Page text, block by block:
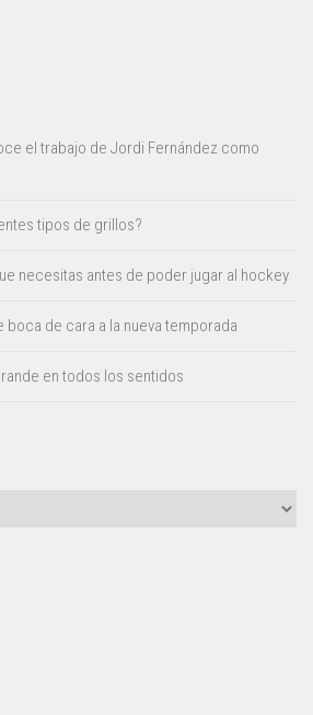
el trabajo de Jordi Fernández como
tipos de grillos?
necesitas antes de poder jugar al hockey
boca de cara a la nueva temporada
en todos los sentidos